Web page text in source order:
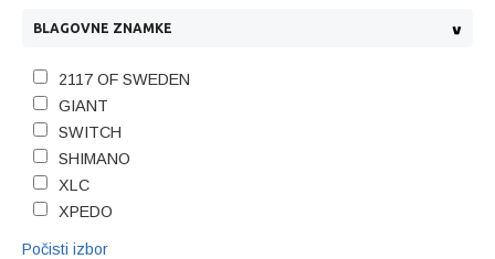
BLAGOVNE ZNAMKE
2117 OF SWEDEN
GIANT
SWITCH
SHIMANO
XLC
XPEDO
Počisti izbor